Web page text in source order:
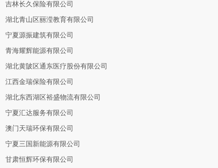
吉林长久保险有限公司
湖北青山区丽滢教育有限公司
宁夏源振建筑有限公司
青海耀辉能源有限公司
湖北黄陂区通东医疗股份有限公司
江西金瑞保险有限公司
湖北东西湖区裕盛物流有限公司
宁夏汇达服务有限公司
澳门天瑞环保有限公司
宁夏三国新能源有限公司
甘肃恒辉环保有限公司